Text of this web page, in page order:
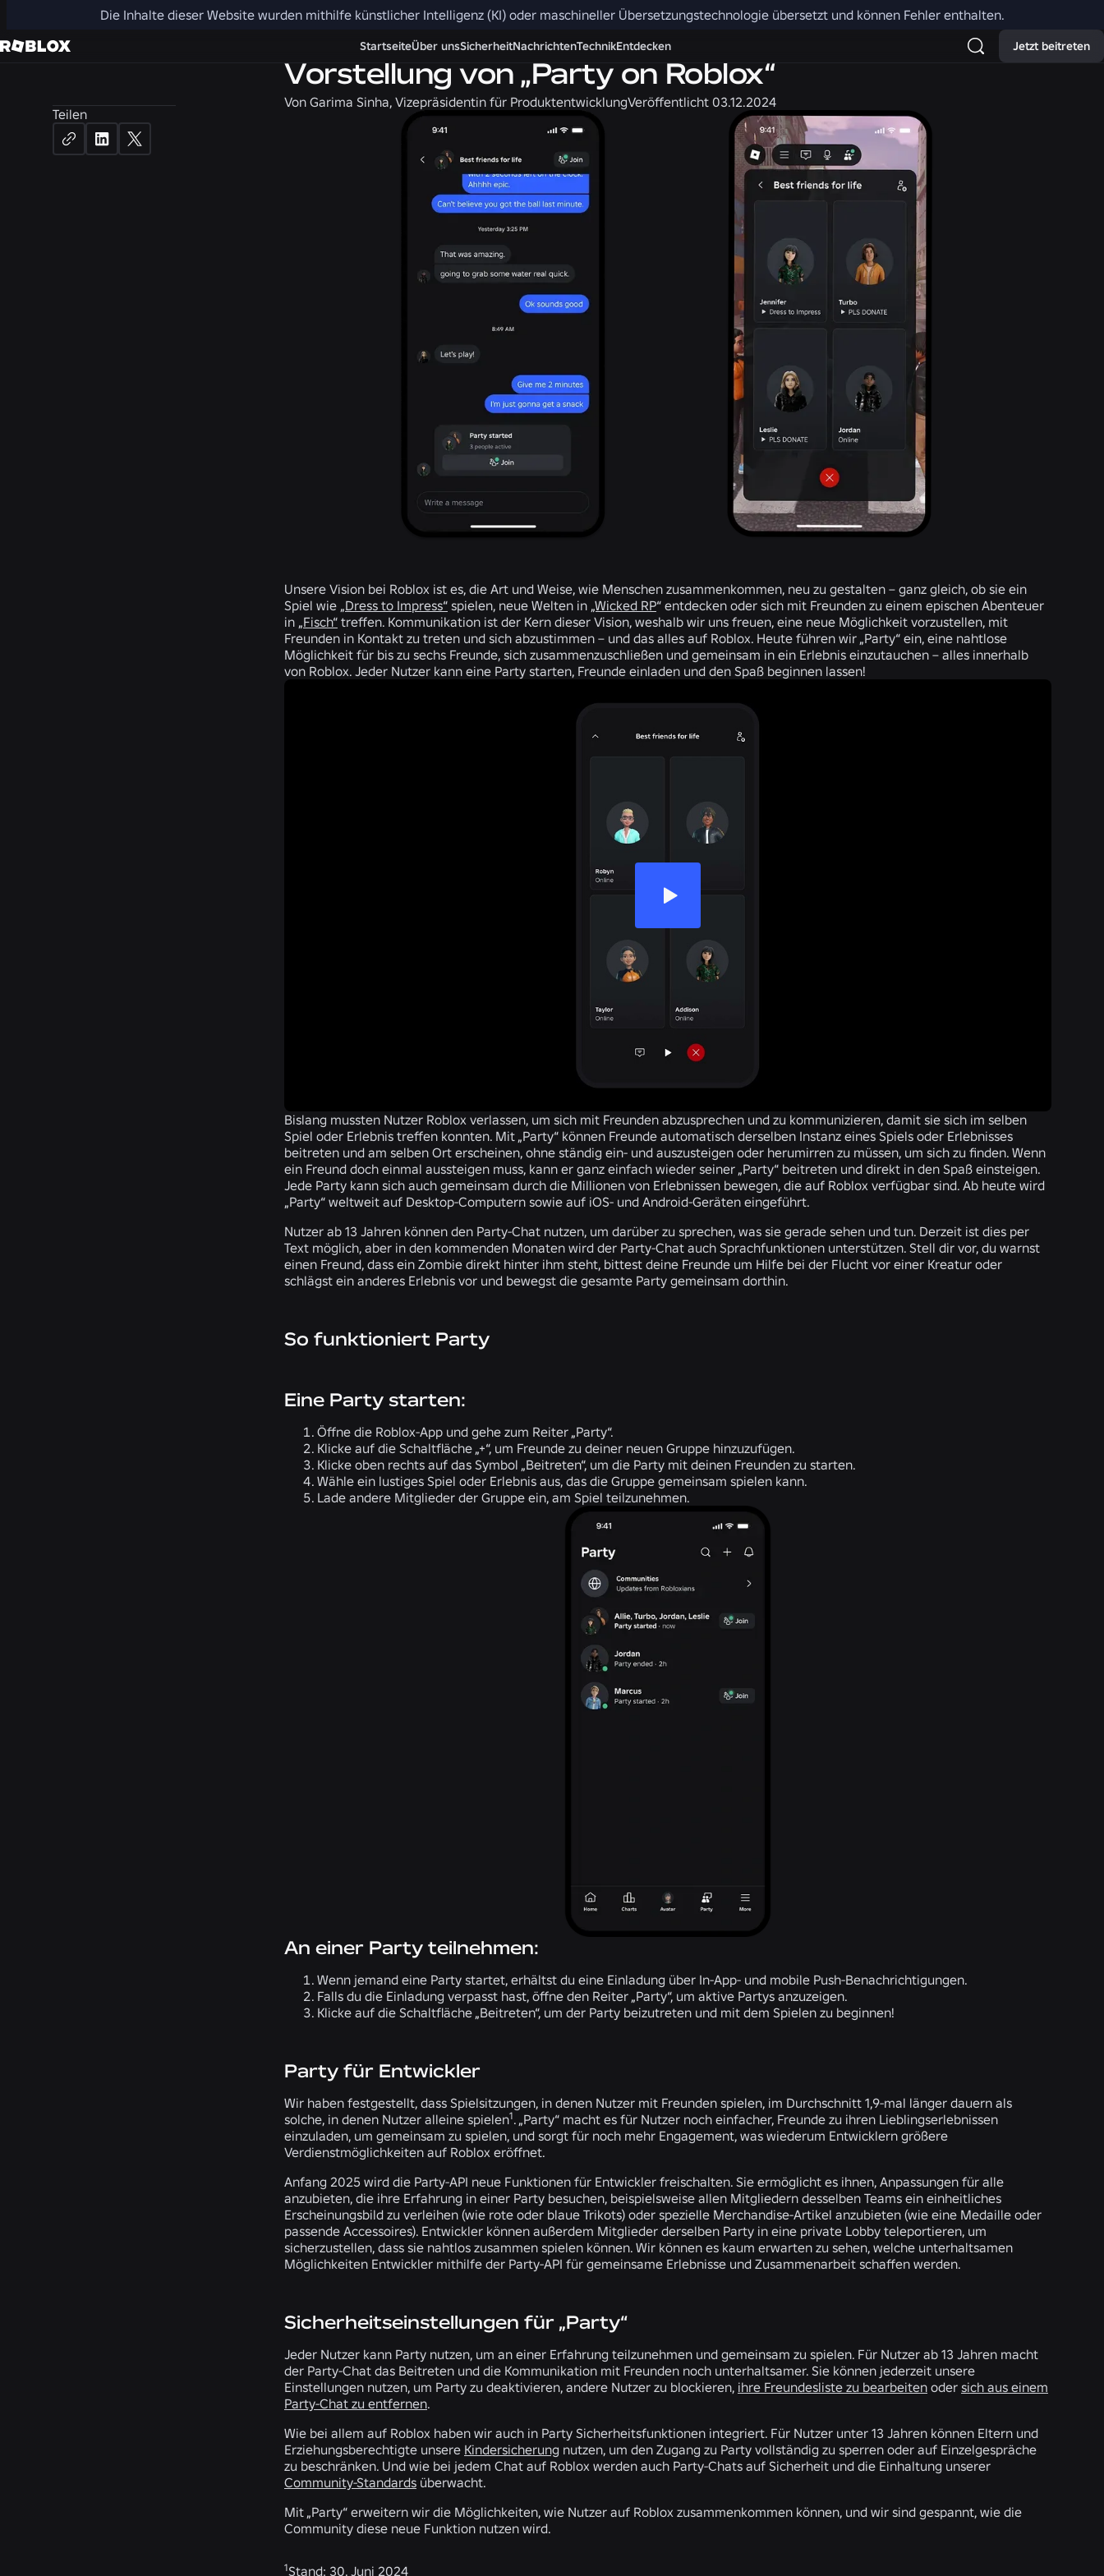
Die Inhalte dieser Website wurden mithilfe künstlicher Intelligenz (KI) oder maschineller Übersetzungstechnologie übersetzt und können Fehler enthalten.
StartseiteÜber unsSicherheitNachrichtenTechnikEntdecken Jetzt beitreten
Teilen
Nachrichten Produkt
Vorstellung von „Party on Roblox“
Von Garima Sinha, Vizepräsidentin für ProduktentwicklungVeröffentlicht 03.12.2024
Unsere Vision bei Roblox ist es, die Art und Weise, wie Menschen zusammenkommen, neu zu gestalten – ganz gleich, ob sie ein
Spiel wie „Dress to Impress“ spielen, neue Welten in „Wicked RP“ entdecken oder sich mit Freunden zu einem epischen Abenteuer
in „Fisch“ treffen. Kommunikation ist der Kern dieser Vision, weshalb wir uns freuen, eine neue Möglichkeit vorzustellen, mit
Freunden in Kontakt zu treten und sich abzustimmen – und das alles auf Roblox. Heute führen wir „Party“ ein, eine nahtlose
Möglichkeit für bis zu sechs Freunde, sich zusammenzuschließen und gemeinsam in ein Erlebnis einzutauchen – alles innerhalb
von Roblox. Jeder Nutzer kann eine Party starten, Freunde einladen und den Spaß beginnen lassen!
Bislang mussten Nutzer Roblox verlassen, um sich mit Freunden abzusprechen und zu kommunizieren, damit sie sich im selben
Spiel oder Erlebnis treffen konnten. Mit „Party“ können Freunde automatisch derselben Instanz eines Spiels oder Erlebnisses
beitreten und am selben Ort erscheinen, ohne ständig ein- und auszusteigen oder herumirren zu müssen, um sich zu finden. Wenn
ein Freund doch einmal aussteigen muss, kann er ganz einfach wieder seiner „Party“ beitreten und direkt in den Spaß einsteigen.
Jede Party kann sich auch gemeinsam durch die Millionen von Erlebnissen bewegen, die auf Roblox verfügbar sind. Ab heute wird
„Party“ weltweit auf Desktop-Computern sowie auf iOS- und Android-Geräten eingeführt.
Nutzer ab 13 Jahren können den Party-Chat nutzen, um darüber zu sprechen, was sie gerade sehen und tun. Derzeit ist dies per
Text möglich, aber in den kommenden Monaten wird der Party-Chat auch Sprachfunktionen unterstützen. Stell dir vor, du warnst
einen Freund, dass ein Zombie direkt hinter ihm steht, bittest deine Freunde um Hilfe bei der Flucht vor einer Kreatur oder
schlägst ein anderes Erlebnis vor und bewegst die gesamte Party gemeinsam dorthin.
So funktioniert Party
Eine Party starten:
Öffne die Roblox-App und gehe zum Reiter „Party“.
Klicke auf die Schaltfläche „+“, um Freunde zu deiner neuen Gruppe hinzuzufügen.
Klicke oben rechts auf das Symbol „Beitreten“, um die Party mit deinen Freunden zu starten.
Wähle ein lustiges Spiel oder Erlebnis aus, das die Gruppe gemeinsam spielen kann.
Lade andere Mitglieder der Gruppe ein, am Spiel teilzunehmen.
An einer Party teilnehmen:
Wenn jemand eine Party startet, erhältst du eine Einladung über In-App- und mobile Push-Benachrichtigungen.
Falls du die Einladung verpasst hast, öffne den Reiter „Party“, um aktive Partys anzuzeigen.
Klicke auf die Schaltfläche „Beitreten“, um der Party beizutreten und mit dem Spielen zu beginnen!
Party für Entwickler
Wir haben festgestellt, dass Spielsitzungen, in denen Nutzer mit Freunden spielen, im Durchschnitt 1,9-mal länger dauern als
solche, in denen Nutzer alleine spielen1. „Party“ macht es für Nutzer noch einfacher, Freunde zu ihren Lieblingserlebnissen
einzuladen, um gemeinsam zu spielen, und sorgt für noch mehr Engagement, was wiederum Entwicklern größere
Verdienstmöglichkeiten auf Roblox eröffnet.
Anfang 2025 wird die Party-API neue Funktionen für Entwickler freischalten. Sie ermöglicht es ihnen, Anpassungen für alle
anzubieten, die ihre Erfahrung in einer Party besuchen, beispielsweise allen Mitgliedern desselben Teams ein einheitliches
Erscheinungsbild zu verleihen (wie rote oder blaue Trikots) oder spezielle Merchandise-Artikel anzubieten (wie eine Medaille oder
passende Accessoires). Entwickler können außerdem Mitglieder derselben Party in eine private Lobby teleportieren, um
sicherzustellen, dass sie nahtlos zusammen spielen können. Wir können es kaum erwarten zu sehen, welche unterhaltsamen
Möglichkeiten Entwickler mithilfe der Party-API für gemeinsame Erlebnisse und Zusammenarbeit schaffen werden.
Sicherheitseinstellungen für „Party“
Jeder Nutzer kann Party nutzen, um an einer Erfahrung teilzunehmen und gemeinsam zu spielen. Für Nutzer ab 13 Jahren macht
der Party-Chat das Beitreten und die Kommunikation mit Freunden noch unterhaltsamer. Sie können jederzeit unsere
Einstellungen nutzen, um Party zu deaktivieren, andere Nutzer zu blockieren, ihre Freundesliste zu bearbeiten oder sich aus einem
Party-Chat zu entfernen.
Wie bei allem auf Roblox haben wir auch in Party Sicherheitsfunktionen integriert. Für Nutzer unter 13 Jahren können Eltern und
Erziehungsberechtigte unsere Kindersicherung nutzen, um den Zugang zu Party vollständig zu sperren oder auf Einzelgespräche
zu beschränken. Und wie bei jedem Chat auf Roblox werden auch Party-Chats auf Sicherheit und die Einhaltung unserer
Community-Standards überwacht.
Mit „Party“ erweitern wir die Möglichkeiten, wie Nutzer auf Roblox zusammenkommen können, und wir sind gespannt, wie die
Community diese neue Funktion nutzen wird.
1Stand: 30. Juni 2024